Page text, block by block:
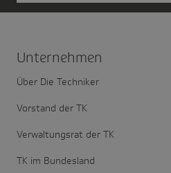
Unter­nehmen
Über Die Techniker
Vorstand der TK
Verwaltungsrat der TK
TK im Bundesland